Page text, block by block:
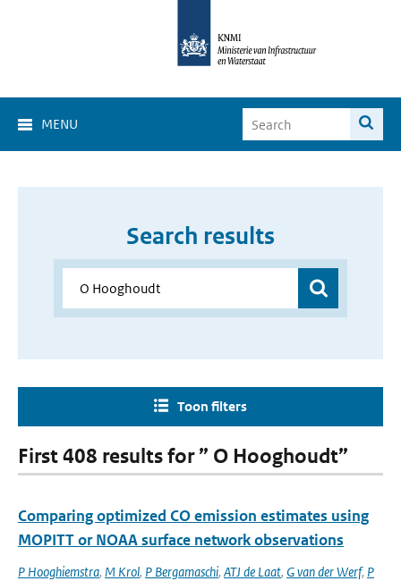
MENU
Search results
Toon filters
First 408 results for ” O Hooghoudt”
Comparing optimized CO emission estimates using
MOPITT or NOAA surface network observations
P Hooghiemstra, M Krol, P Bergamaschi, ATJ de Laat, G van der Werf, P